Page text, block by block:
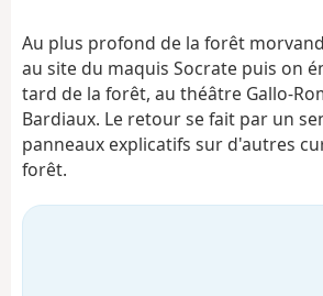
Au plus profond de la forêt
au site du maquis Socrate puis on
tard de la forêt, au théâtre Gallo-
Bardiaux. Le retour se fait par un
panneaux explicatifs sur d'autres
forêt.